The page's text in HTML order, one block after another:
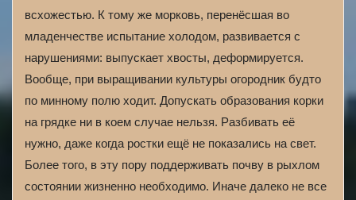
всхожестью. К тому же морковь, перенёсшая во
младенчестве испытание холодом, развивается с
нарушениями: выпускает хвосты, деформируется.
Вообще, при выращивании культуры огородник будто
по минному полю ходит. Допускать образования корки
на грядке ни в коем случае нельзя. Разбивать её
нужно, даже когда ростки ещё не показались на свет.
Более того, в эту пору поддерживать почву в рыхлом
состоянии жизненно необходимо. Иначе далеко не все